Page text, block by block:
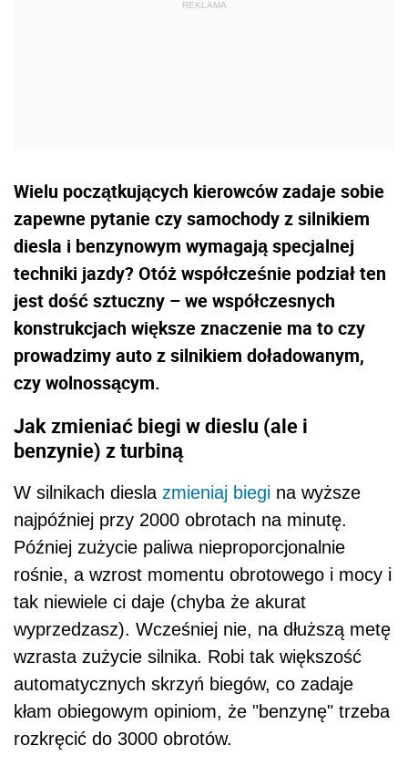
Wielu początkujących kierowców zadaje sobie
zapewne pytanie czy samochody z silnikiem
diesla i benzynowym wymagają specjalnej
techniki jazdy? Otóż współcześnie podział ten
jest dość sztuczny – we współczesnych
konstrukcjach większe znaczenie ma to czy
prowadzimy auto z silnikiem doładowanym,
czy wolnossącym.
Jak zmieniać biegi w dieslu (ale i
benzynie) z turbiną
W silnikach diesla zmieniaj biegi na wyższe
najpóźniej przy 2000 obrotach na minutę.
Później zużycie paliwa nieproporcjonalnie
rośnie, a wzrost momentu obrotowego i mocy i
tak niewiele ci daje (chyba że akurat
wyprzedzasz). Wcześniej nie, na dłuższą metę
wzrasta zużycie silnika. Robi tak większość
automatycznych skrzyń biegów, co zadaje
kłam obiegowym opiniom, że "benzynę" trzeba
rozkręcić do 3000 obrotów.